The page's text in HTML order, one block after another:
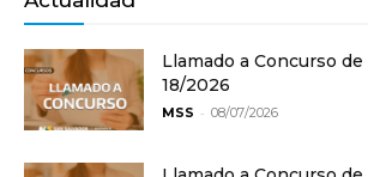
Llamado a Concurso
18/2026
MSS - 08/07/2026